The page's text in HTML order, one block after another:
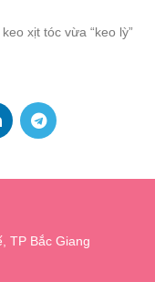
xịt tóc vừa “keo lỳ”
TP Bắc Giang